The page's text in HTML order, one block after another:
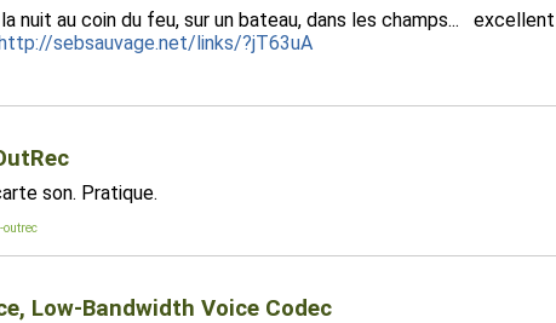
nuit au coin du feu, sur un bateau, dans les champs...
sebsauvage.net/links/?jT63uA
son. Pratique.
Low-Bandwidth Voice Codec